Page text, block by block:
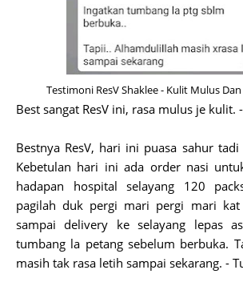
Testimoni ResV Shaklee - Kulit Mulus
Best sangat ResV ini, rasa mulus je kulit.
Bestnya ResV, hari ini puasa sahur
Kebetulan hari ini ada order nasi
hadapan hospital selayang 120
pagilah duk pergi mari pergi mari
sampai delivery ke selayang lepas
tumbang la petang sebelum berbuka.
masih tak rasa letih sampai sekarang. -